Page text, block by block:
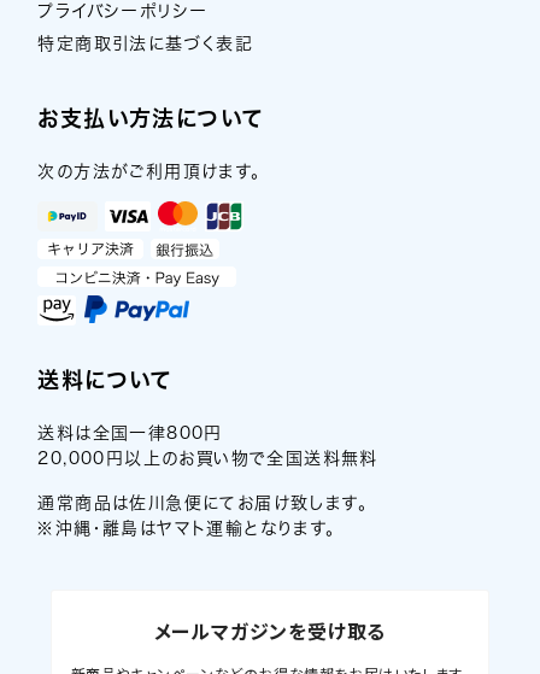
プライバシーポリシー
特定商取引法に基づく表記
お支払い方法について
次の方法がご利用頂けます。
送料について
送料は全国一律800円
20,000円以上のお買い物で全国送料無料
通常商品は佐川急便にてお届け致します。
※沖縄・離島はヤマト運輸となります。
メールマガジンを受け取る